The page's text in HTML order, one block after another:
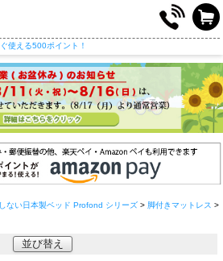
使える500ポイント！
ない日本製ベッド Profond シリーズ > 脚付きマットレス >
並び替え